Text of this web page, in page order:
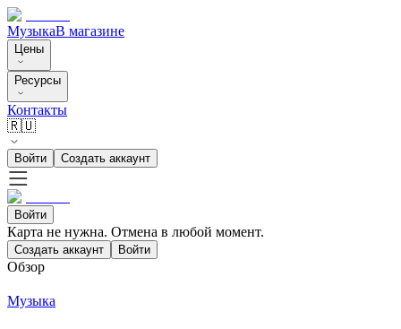
МузыкаВ магазине
Цены
Ресурсы
Контакты
🇷🇺
Войти Создать аккаунт
Войти
Карта не нужна. Отмена в любой момент.
Создать аккаунт Войти
Обзор
Музыка